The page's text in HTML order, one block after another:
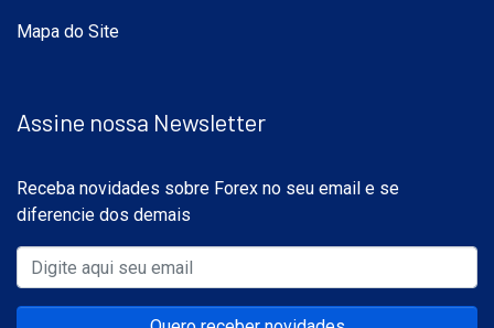
Mapa do Site
Assine nossa Newsletter
Receba novidades sobre Forex no seu email e se
diferencie dos demais